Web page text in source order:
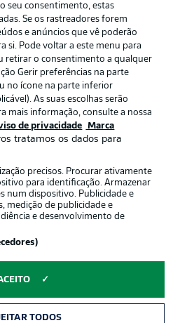
Avisos legais
Aviso de privacidade
Emissoras
Marca
Jogadores
Gruppe GmbH
idioma
seu consentimento, estas
Se os rastreadores forem
e anúncios que vê poderão
si. Pode voltar a este menu para
retirar o consentimento a qualquer
Gerir preferências na parte
no ícone na parte inferior
As suas escolhas serão
mais informação, consulte a nossa
de privacidade Marca
tratamos os dados para
precisos. Procurar ativamente
para identificação. Armazenar
num dispositivo. Publicidade e
medição de publicidade e
e desenvolvimento de
TODOS